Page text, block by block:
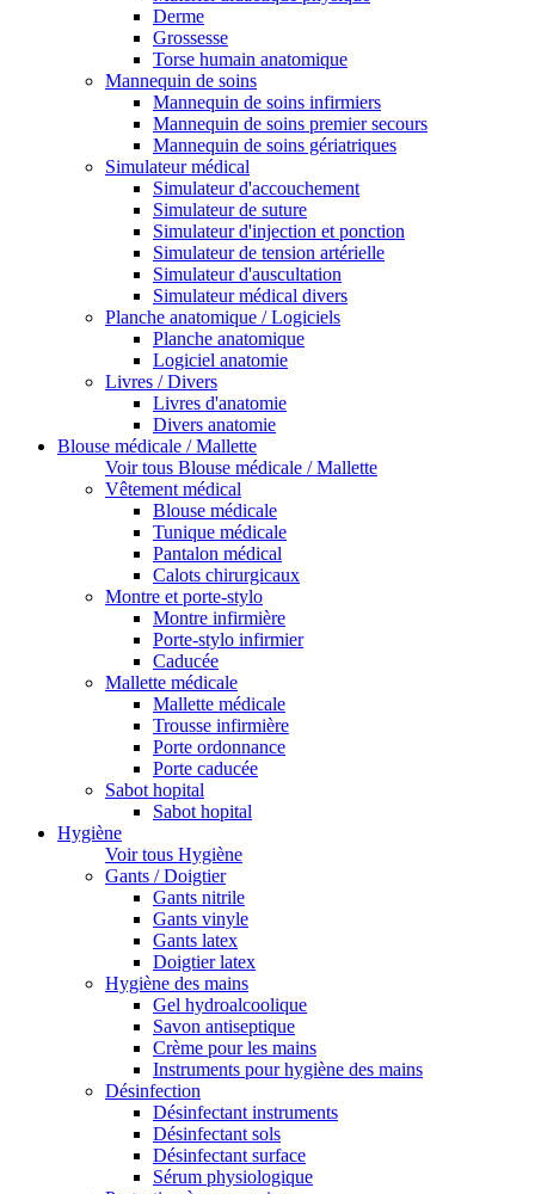
Derme
Grossesse
Torse humain anatomique
Mannequin de soins
Mannequin de soins infirmiers
Mannequin de soins premier secours
Mannequin de soins gériatriques
Simulateur médical
Simulateur d'accouchement
Simulateur de suture
Simulateur d'injection et ponction
Simulateur de tension artérielle
Simulateur d'auscultation
Simulateur médical divers
Planche anatomique / Logiciels
Planche anatomique
Logiciel anatomie
Livres / Divers
Livres d'anatomie
Divers anatomie
Blouse médicale / Mallette
Voir tous Blouse médicale / Mallette
Vêtement médical
Blouse médicale
Tunique médicale
Pantalon médical
Calots chirurgicaux
Montre et porte-stylo
Montre infirmière
Porte-stylo infirmier
Caducée
Mallette médicale
Mallette médicale
Trousse infirmière
Porte ordonnance
Porte caducée
Sabot hopital
Sabot hopital
Hygiène
Voir tous Hygiène
Gants / Doigtier
Gants nitrile
Gants vinyle
Gants latex
Doigtier latex
Hygiène des mains
Gel hydroalcoolique
Savon antiseptique
Crème pour les mains
Instruments pour hygiène des mains
Désinfection
Désinfectant instruments
Désinfectant sols
Désinfectant surface
Sérum physiologique